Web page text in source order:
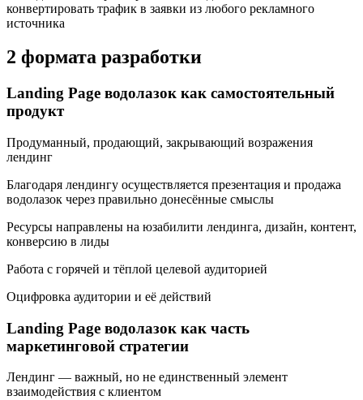
конвертировать трафик в заявки из любого рекламного
источника
2 формата разработки
Landing Page водолазок как самостоятельный
продукт
Продуманный, продающий, закрывающий возражения
лендинг
Благодаря лендингу осуществляется презентация и продажа
водолазок через правильно донесённые смыслы
Ресурсы направлены на юзабилити лендинга, дизайн, контент,
конверсию в лиды
Работа с горячей и тёплой целевой аудиторией
Оцифровка аудитории и её действий
Landing Page водолазок как часть
маркетинговой стратегии
Лендинг — важный, но не единственный элемент
взаимодействия с клиентом